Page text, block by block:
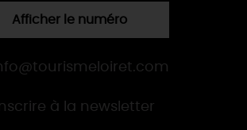
Afficher le numéro
à la newsletter